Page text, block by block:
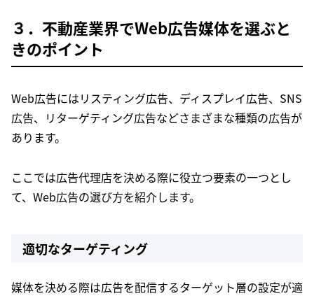
３．不動産業界でWeb広告媒体を選ぶと
きのポイント
Web広告にはリスティング広告、ディスプレイ広告、SNS
広告、リターゲティング広告などさまざまな種類の広告が
あります。
ここでは広告代理店を決める際に役立つ要素の一つとし
て、Web広告の選び方を紹介します。
適切なターゲティング
媒体を決める際は広告を配信するターゲット層の設定が適